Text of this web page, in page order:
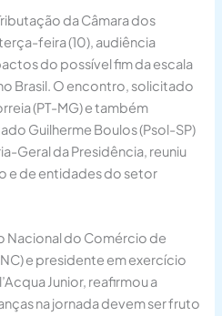
da Câmara dos
feira (10), audiência
do possível fim da escala
Brasil. O encontro, solicitado
(PT-MG) e também
Guilherme Boulos (Psol-SP)
Geral da Presidência, reuniu
e de entidades do setor
Nacional do Comércio de
e presidente em exercício
Junior, reafirmou a
na jornada devem ser fruto